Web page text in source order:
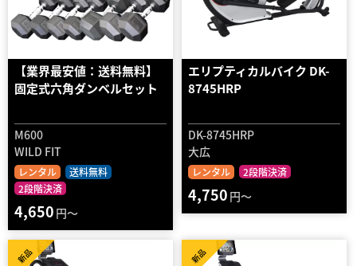
【業界最安値：送料無料】
固定式六角ダンベルセット
M600
WILD FIT
レンタル
送料無料
2段階決済
4,650 円～
エリプティカルバイク DK-
8745HRP
DK-8745HRP
大広
レンタル 2段階決済
4,750 円～
新品 新品